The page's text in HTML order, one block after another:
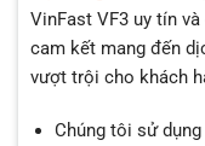
VinFast VF3 uy tín
cam kết mang đến
vượt trội cho khách
Chúng tôi sử